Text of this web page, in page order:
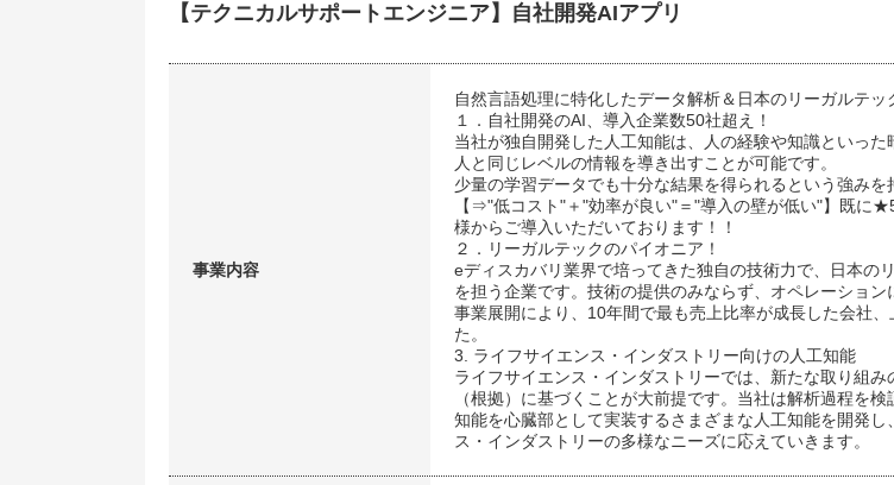
【テクニカルサポートエンジニア】自社開発AIアプリ
事業内容
自然言語処理に特化したデータ解析＆日本のリーガルテッ
１．自社開発のAI、導入企業数50社超え！
当社が独自開発した人工知能は、人の経験や知識といった
人と同じレベルの情報を導き出すことが可能です。
少量の学習データでも十分な結果を得られるという強みを
【⇒"低コスト"＋"効率が良い"＝"導入の壁が低い"】既に
様からご導入いただいております！！
２．リーガルテックのパイオニア！
eディスカバリ業界で培ってきた独自の技術力で、日本の
を担う企業です。技術の提供のみならず、オペレーション
事業展開により、10年間で最も売上比率が成長した会社、
た。
3. ライフサイエンス・インダストリー向けの人工知能
ライフサイエンス・インダストリーでは、新たな取り組み
（根拠）に基づくことが大前提です。当社は解析過程を
知能を心臓部として実装するさまざまな人工知能を開発し
ス・インダストリーの多様なニーズに応えていきます。